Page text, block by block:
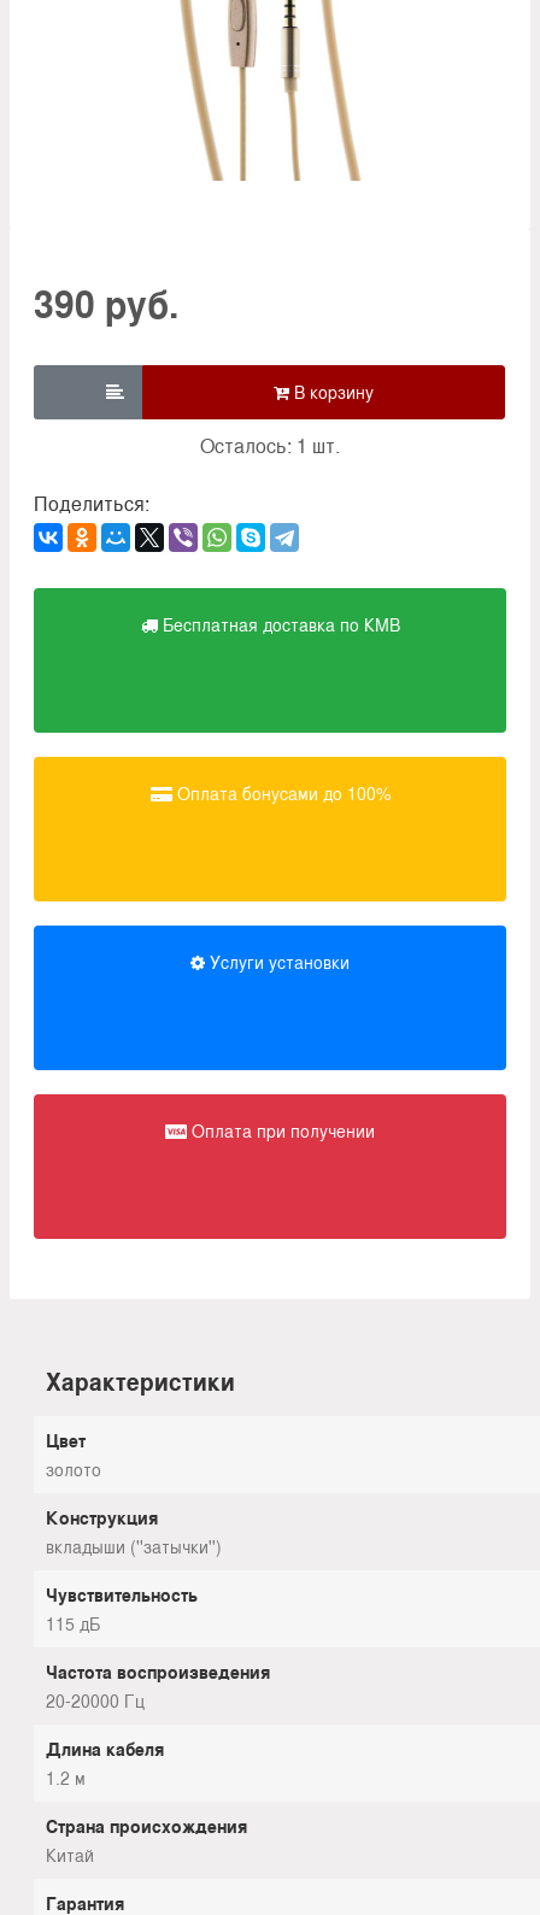
390 руб.

Осталось: 1 шт.
Поделиться:
Бесплатная доставка по КМВ
Оплата бонусами до 100%
Услуги установки
Оплата при получении
Характеристики
Цвет
золото
Конструкция
вкладыши (''затычки'')
Чувствительность
115 дБ
Частота воспроизведения
20-20000 Гц
Длина кабеля
1.2 м
Страна происхождения
Китай
Гарантия